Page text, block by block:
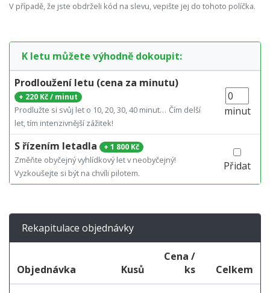
V případě, že jste obdrželi kód na slevu, vepište jej do tohoto políčka.
K letu můžete výhodně dokoupit:
Prodloužení letu (cena za minutu)
+ 220 Kč / minut
Prodlužte si svůj let o 10, 20, 30, 40 minut… Čím delší
let, tím intenzivnější zážitek!
minut
S řízením letadla +1 800 Kč
Změňte obyčejný vyhlídkový let v neobyčejný!
Vyzkoušejte si být na chvíli pilotem.
Přidat
Rekapitulace objednávky
Objednávka Kusů
Cena /
ks
Celkem